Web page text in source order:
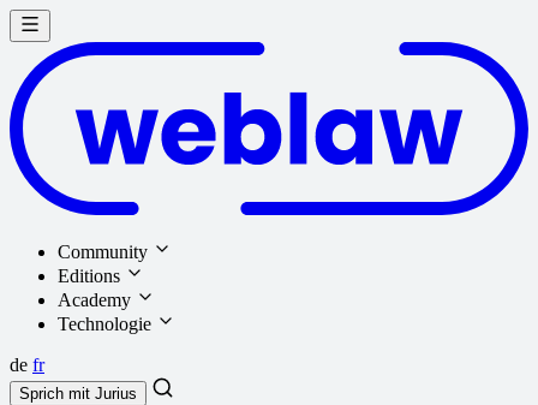
Community
Editions
Academy
Technologie
de fr
Sprich mit Jurius